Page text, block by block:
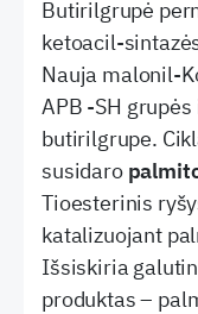
Butirilgrupė
ketoacil-
Nauja malonil-
APB -SH
butirilgrupe.
susidaro
Tioesterinis
katalizuojant
Išsiskiria
produktas –